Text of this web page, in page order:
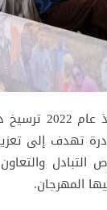
يواصل المهرجان
تهدف إلى
المهرجان.